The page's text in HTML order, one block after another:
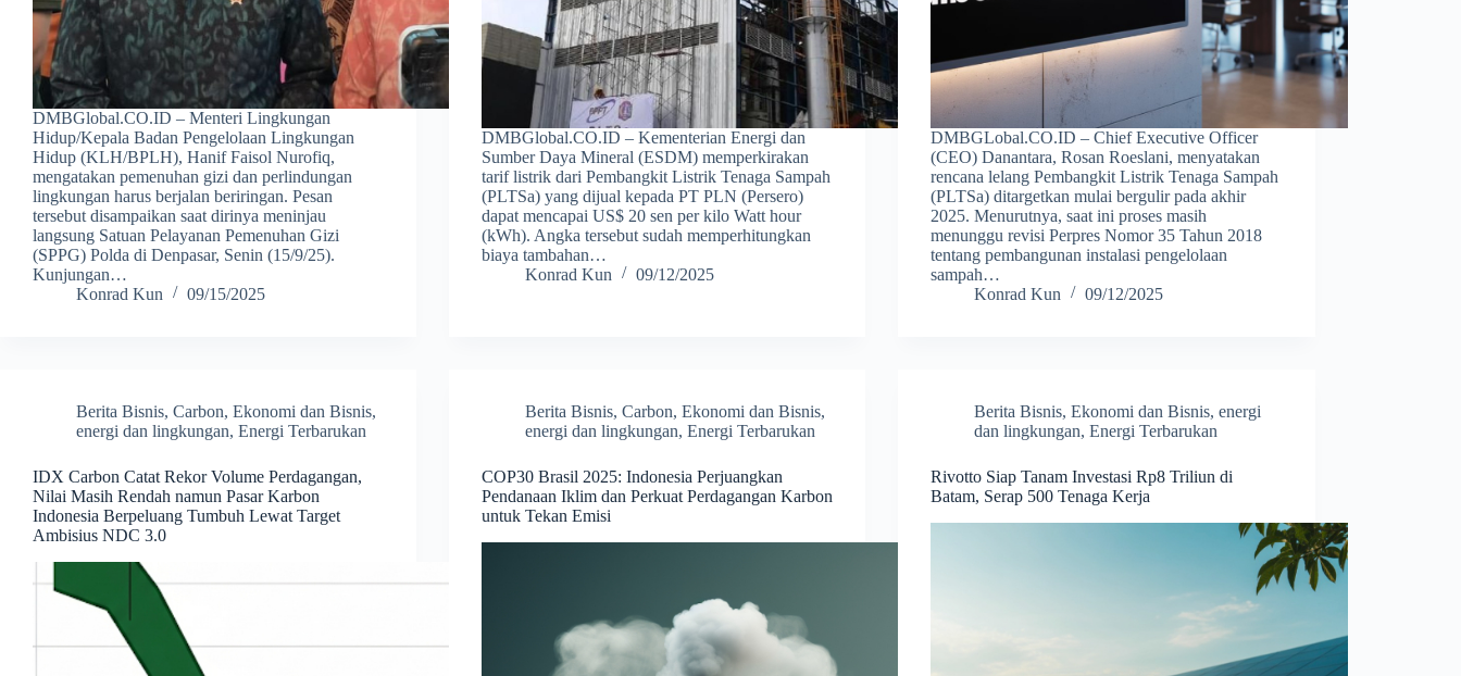
DMBGlobal.CO.ID – Menteri Lingkungan
Hidup/Kepala Badan Pengelolaan Lingkungan
Hidup (KLH/BPLH), Hanif Faisol Nurofiq,
mengatakan pemenuhan gizi dan perlindungan
lingkungan harus berjalan beriringan. Pesan
tersebut disampaikan saat dirinya meninjau
langsung Satuan Pelayanan Pemenuhan Gizi
(SPPG) Polda di Denpasar, Senin (15/9/25).
Kunjungan…
Konrad Kun
09/15/2025
DMBGlobal.CO.ID – Kementerian Energi dan
Sumber Daya Mineral (ESDM) memperkirakan
tarif listrik dari Pembangkit Listrik Tenaga Sampah
(PLTSa) yang dijual kepada PT PLN (Persero)
dapat mencapai US$ 20 sen per kilo Watt hour
(kWh). Angka tersebut sudah memperhitungkan
biaya tambahan…
Konrad Kun
09/12/2025
DMBGLobal.CO.ID – Chief Executive Officer
(CEO) Danantara, Rosan Roeslani, menyatakan
rencana lelang Pembangkit Listrik Tenaga Sampah
(PLTSa) ditargetkan mulai bergulir pada akhir
2025. Menurutnya, saat ini proses masih
menunggu revisi Perpres Nomor 35 Tahun 2018
tentang pembangunan instalasi pengelolaan
sampah…
Konrad Kun
09/12/2025
Berita Bisnis, Carbon, Ekonomi dan Bisnis,
energi dan lingkungan, Energi Terbarukan
IDX Carbon Catat Rekor Volume Perdagangan,
Nilai Masih Rendah namun Pasar Karbon
Indonesia Berpeluang Tumbuh Lewat Target
Ambisius NDC 3.0
Berita Bisnis,Carbon,Ekonomi dan Bisnis,
energi dan lingkungan,Energi Terbarukan
COP30 Brasil 2025: Indonesia Perjuangkan
Pendanaan Iklim dan Perkuat Perdagangan Karbon
untuk Tekan Emisi
Berita Bisnis,Ekonomi dan Bisnis,energi
dan lingkungan,Energi Terbarukan
Rivotto Siap Tanam Investasi Rp8 Triliun di
Batam, Serap 500 Tenaga Kerja